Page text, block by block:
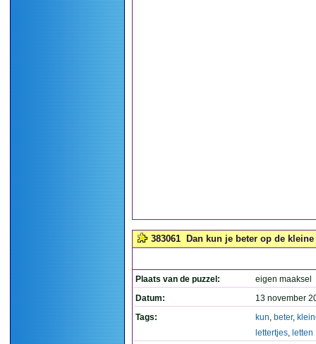
383061 Dan kun je beter op de
Plaats van de puzzel:
eigen maaksel
Datum:
13 november
Tags:
kun, beter,
lettertjes, letten